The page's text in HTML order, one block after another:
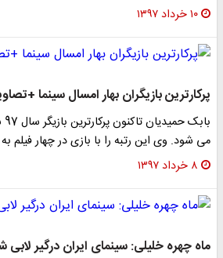
۱۰ خرداد ۱۳۹۷
بازیگران بهار امسال سینما +تصاویر
بابک
شود. وی این رتبه را با بازی در چهار فیلم به
۸ خرداد ۱۳۹۷
چهره خلیلی: سینمای ایران درگیر لابی